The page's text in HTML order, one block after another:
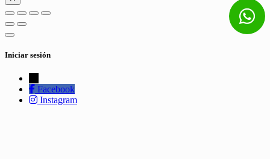
Iniciar sesión
Facebook
Instagram